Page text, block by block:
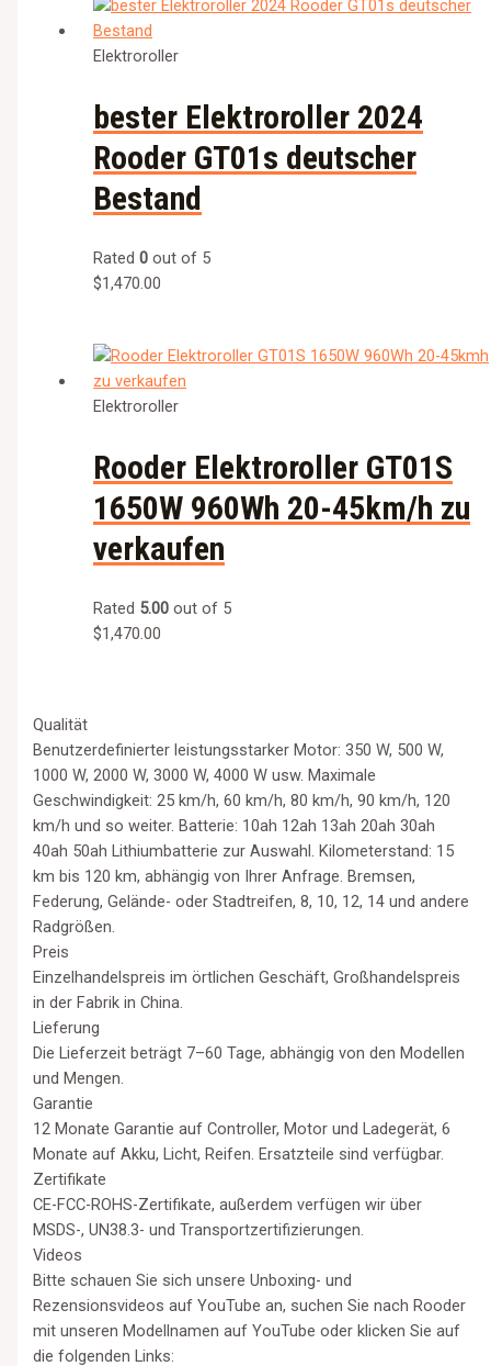
Elektroroller
bester Elektroroller 2024
Rooder GT01s deutscher
Bestand
Rated0 out of 5
$1,470.00
Elektroroller
Rooder Elektroroller GT01S
1650W 960Wh 20-45km/h zu
verkaufen
Rated 5.00 out of 5
$1,470.00
Qualität
Benutzerdefinierter leistungsstarker Motor: 350 W, 500 W,
1000 W, 2000 W, 3000 W, 4000 W usw. Maximale
Geschwindigkeit: 25 km/h, 60 km/h, 80 km/h, 90 km/h, 120
km/h und so weiter. Batterie: 10ah 12ah 13ah 20ah 30ah
40ah 50ah Lithiumbatterie zur Auswahl. Kilometerstand: 15
km bis 120 km, abhängig von Ihrer Anfrage. Bremsen,
Federung, Gelände- oder Stadtreifen, 8, 10, 12, 14 und andere
Radgrößen.
Preis
Einzelhandelspreis im örtlichen Geschäft, Großhandelspreis
in der Fabrik in China.
Lieferung
Die Lieferzeit beträgt 7–60 Tage, abhängig von den Modellen
und Mengen.
Garantie
12 Monate Garantie auf Controller, Motor und Ladegerät, 6
Monate auf Akku, Licht, Reifen. Ersatzteile sind verfügbar.
Zertifikate
CE-FCC-ROHS-Zertifikate, außerdem verfügen wir über
MSDS-, UN38.3- und Transportzertifizierungen.
Videos
Bitte schauen Sie sich unsere Unboxing- und
Rezensionsvideos auf YouTube an, suchen Sie nach Rooder
mit unseren Modellnamen auf YouTube oder klicken Sie auf
die folgenden Links: